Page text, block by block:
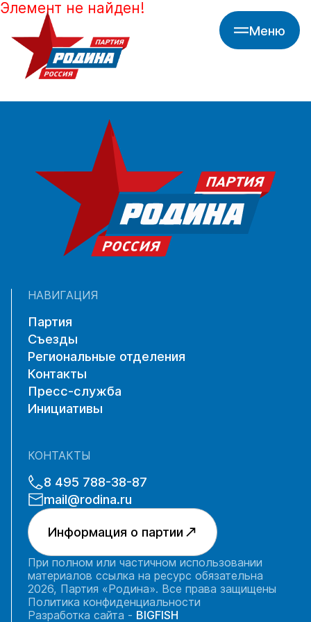
Меню
Элемент не найден!
НАВИГАЦИЯ
Партия
Съезды
Региональные отделения
Контакты
Пресс-служба
Инициативы
КОНТАКТЫ
8 495 788-38-87
mail@rodina.ru
Информация о партии
При полном или частичном использовании
материалов ссылка на ресурс обязательна
2026, Партия «Родина». Все права защищены
Политика конфиденциальности
Разработка сайта - BIGFISH